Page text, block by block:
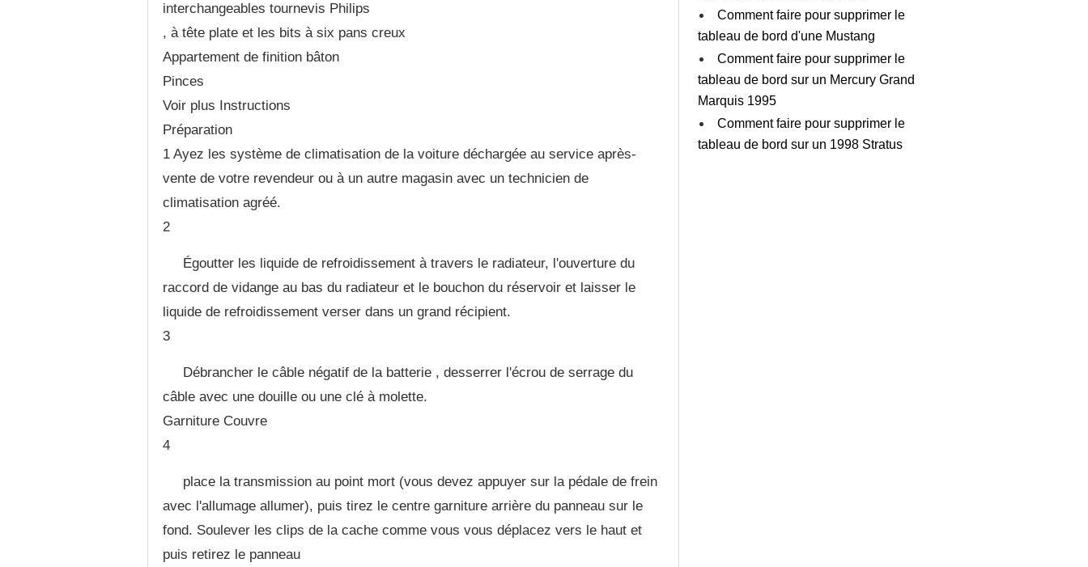
interchangeables tournevis Philips
, à tête plate et les bits à six pans creux
Appartement de finition bâton
Pinces
Voir plus Instructions
Préparation
1 Ayez les système de climatisation de la voiture déchargée au service après-
vente de votre revendeur ou à un autre magasin avec un technicien de
climatisation agréé.
2
Égoutter les liquide de refroidissement à travers le radiateur, l'ouverture du
raccord de vidange au bas du radiateur et le bouchon du réservoir et laisser le
liquide de refroidissement verser dans un grand récipient.
3
Débrancher le câble négatif de la batterie , desserrer l'écrou de serrage du
câble avec une douille ou une clé à molette.
Garniture Couvre
4
place la transmission au point mort (vous devez appuyer sur la pédale de frein
avec l'allumage allumer), puis tirez le centre garniture arrière du panneau sur le
fond. Soulever les clips de la cache comme vous vous déplacez vers le haut et
puis retirez le panneau
Comment faire pour supprimer le
tableau de bord d'une Mustang
Comment faire pour supprimer le
tableau de bord sur un Mercury Grand
Marquis 1995
Comment faire pour supprimer le
tableau de bord sur un 1998 Stratus